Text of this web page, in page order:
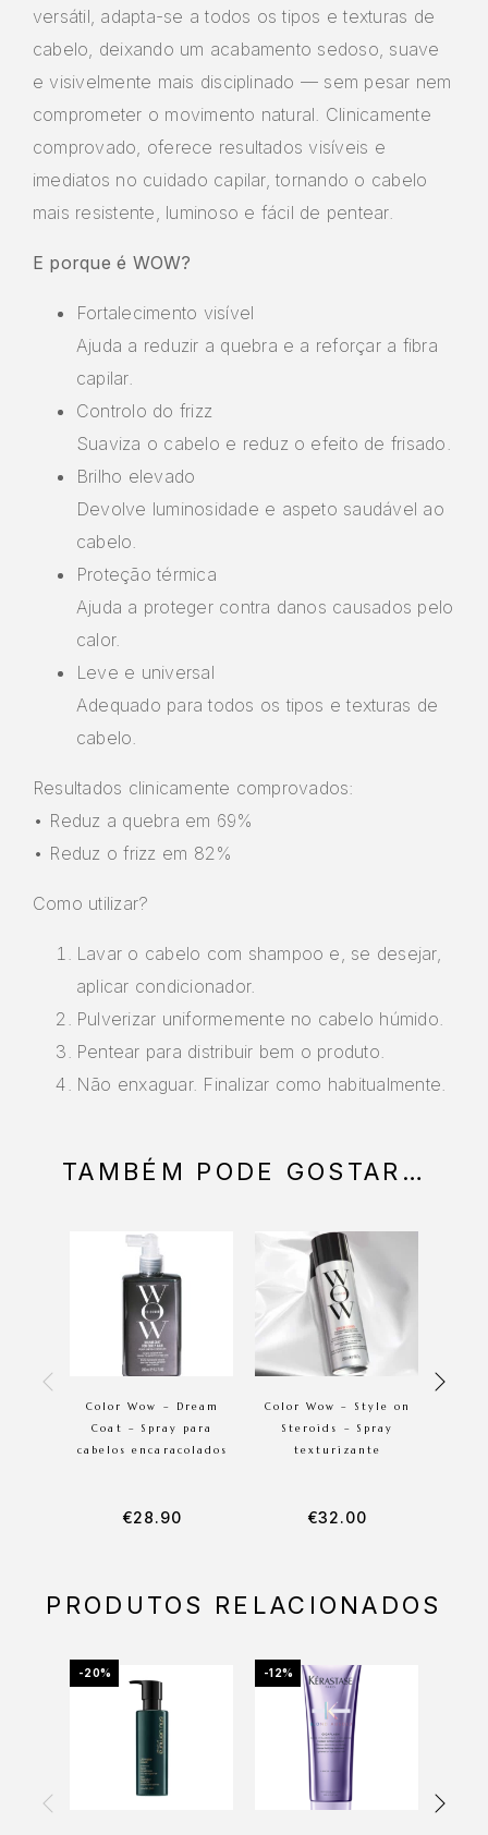
versátil, adapta-se a todos os tipos e texturas de
cabelo, deixando um acabamento sedoso, suave
e visivelmente mais disciplinado — sem pesar nem
comprometer o movimento natural. Clinicamente
comprovado, oferece resultados visíveis e
imediatos no cuidado capilar, tornando o cabelo
mais resistente, luminoso e fácil de pentear.
E porque é WOW?
Fortalecimento visível
Ajuda a reduzir a quebra e a reforçar a fibra
capilar.
Controlo do frizz
Suaviza o cabelo e reduz o efeito de frisado.
Brilho elevado
Devolve luminosidade e aspeto saudável ao
cabelo.
Proteção térmica
Ajuda a proteger contra danos causados pelo
calor.
Leve e universal
Adequado para todos os tipos e texturas de
cabelo.
Resultados clinicamente comprovados:
• Reduz a quebra em 69%
• Reduz o frizz em 82%
Como utilizar?
Lavar o cabelo com shampoo e, se desejar,
aplicar condicionador.
Pulverizar uniformemente no cabelo húmido.
Pentear para distribuir bem o produto.
Não enxaguar. Finalizar como habitualmente.
TAMBÉM PODE GOSTAR…
Color Wow – Dream
Coat – Spray para
cabelos encaracolados
€28.90
Color Wow – Style on
Steroids – Spray
texturizante
€32.00
PRODUTOS RELACIONADOS
-20% -12%